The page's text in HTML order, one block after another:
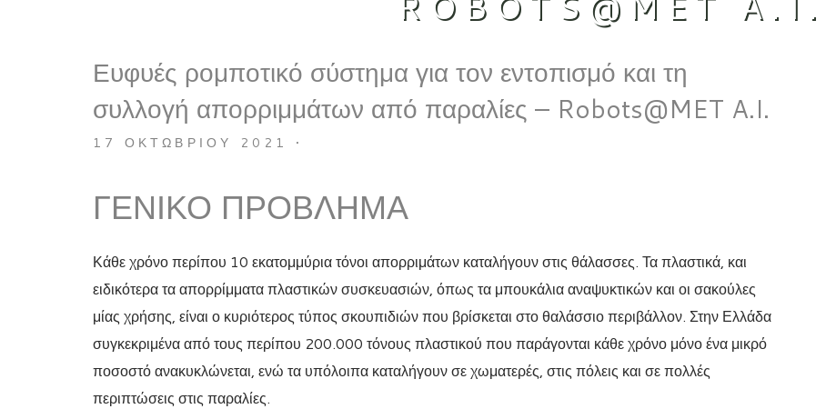
Ευφυές ρομποτικό σύστημα για τον εντοπισμό και τη
συλλογή απορριμμάτων από παραλίες – Robots@MET A.I.
17 ΟΚΤΩΒΡΊΟΥ 2021 •
ΓΕΝΙΚΌ ΠΡΌΒΛΗΜΑ
Κάθε χρόνο περίπου 10 εκατομμύρια τόνοι απορριμάτων καταλήγουν στις θάλασσες. Τα πλαστικά, και
ειδικότερα τα απορρίμματα πλαστικών συσκευασιών, όπως τα μπουκάλια αναψυκτικών και οι σακούλες
μίας χρήσης, είναι ο κυριότερος τύπος σκουπιδιών που βρίσκεται στο θαλάσσιο περιβάλλον. Στην Ελλάδα
συγκεκριμένα από τους περίπου 200.000 τόνους πλαστικού που παράγονται κάθε χρόνο μόνο ένα μικρό
ποσοστό ανακυκλώνεται, ενώ τα υπόλοιπα καταλήγουν σε χωματερές, στις πόλεις και σε πολλές
περιπτώσεις στις παραλίες.